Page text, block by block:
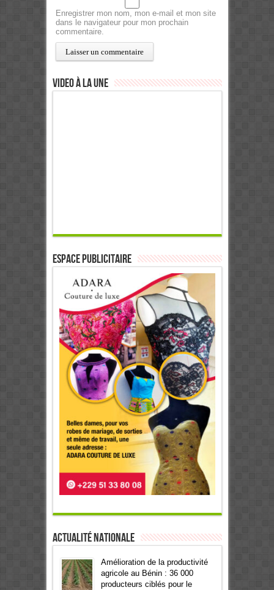
Enregistrer mon nom, mon e-mail et mon site
dans le navigateur pour mon prochain
commentaire.
Video à la Une
ESPACE PUBLICITAIRE
Actualité Nationale
Amélioration de la productivité
agricole au Bénin : 36 000
producteurs ciblés pour le